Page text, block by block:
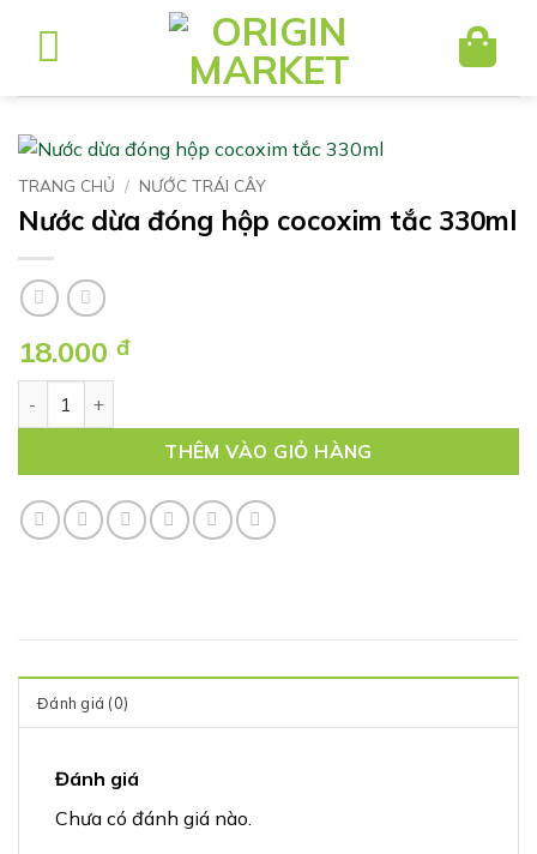
dung
TRANG CHỦ / NƯỚC TRÁI CÂY
Nước dừa đóng hộp cocoxim tắc 330ml
18.000 đ
THÊM VÀO GIỎ HÀNG
Đánh giá (0)
Đánh giá
Chưa có đánh giá nào.